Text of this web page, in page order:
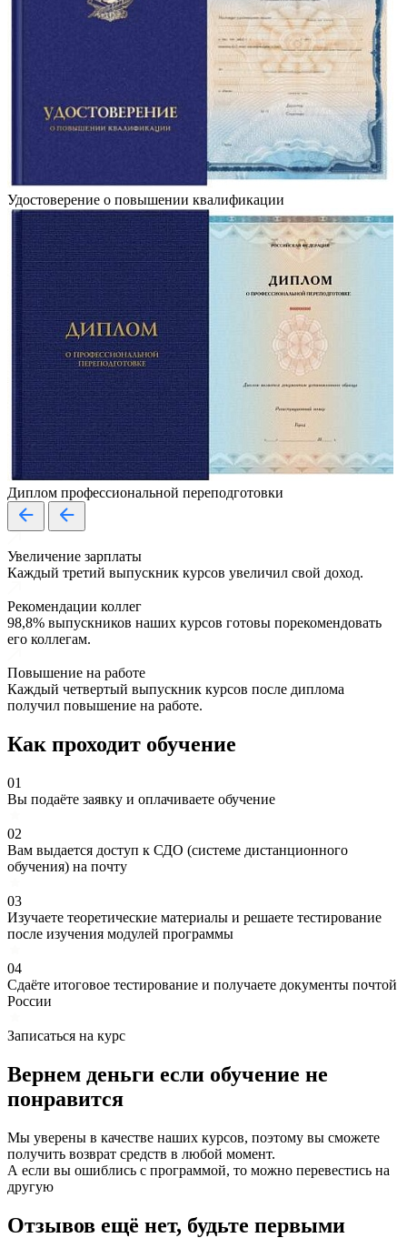
Удостоверение о повышении квалификации
Диплом профессиональной переподготовки
Увеличение зарплаты
Каждый третий выпускник курсов увеличил свой доход.
Рекомендации коллег
98,8% выпускников наших курсов готовы порекомендовать
его коллегам.
Повышение на работе
Каждый четвертый выпускник курсов после диплома
получил повышение на работе.
Как проходит обучение
01
Вы подаёте заявку и оплачиваете обучение
02
Вам выдается доступ к СДО (системе дистанционного
обучения) на почту
03
Изучаете теоретические материалы и решаете тестирование
после изучения модулей программы
04
Сдаёте итоговое тестирование и получаете документы почтой
России
Записаться на курс
Вернем деньги если обучение не
понравится
Мы уверены в качестве наших курсов, поэтому вы сможете
получить возврат средств в любой момент.
А если вы ошиблись с программой, то можно перевестись на
другую
Отзывов ещё нет, будьте первыми